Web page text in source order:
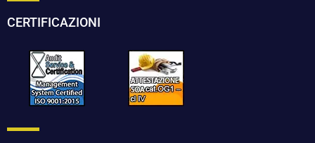
CERTIFICAZIONI